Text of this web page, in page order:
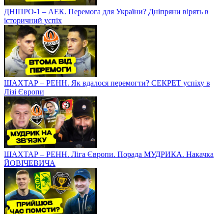
ДНІПРО-1 – АЕК. Перемога для України? Дніпряни вірять в
історичний успіх
ШАХТАР – РЕНН. Як вдалося перемогти? СЕКРЕТ успіху в
Лізі Європи
ШАХТАР – РЕНН. Ліга Європи. Порада МУДРИКА. Накачка
ЙОВІЧЕВИЧА